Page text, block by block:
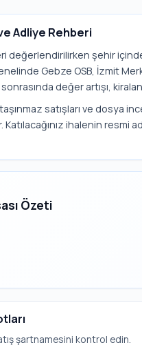
Adliye Rehberi
değerlendirilirken şehir
Gebze OSB, İzmit
sonrasında değer artışı,
satışları ve dosya
ihalenin resmi
Özeti
şartnamesini kontrol edin.